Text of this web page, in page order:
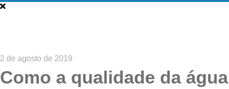
2 de agosto de 2019
Como a qualidade da